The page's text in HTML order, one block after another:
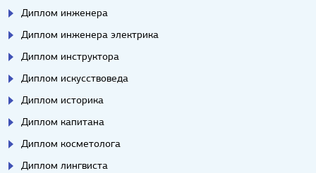
Диплом инженера
Диплом инженера электрика
Диплом инструктора
Диплом искусствоведа
Диплом историка
Диплом капитана
Диплом косметолога
Диплом лингвиста